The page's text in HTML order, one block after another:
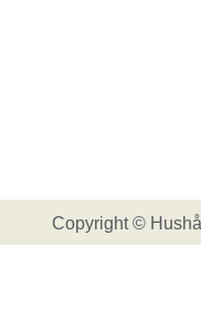
Copyright ©